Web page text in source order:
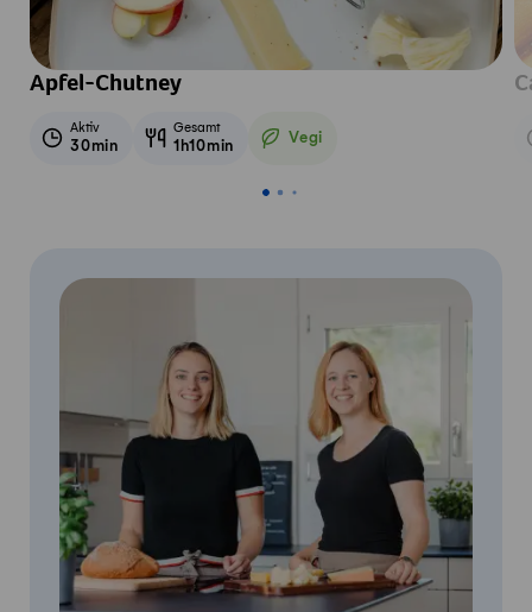
Apfel-Chutney
Aktiv
30min
Gesamt
1h10min Vegi
Vegetarisch